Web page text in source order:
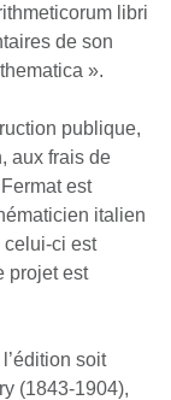
libri
de son
».
publique,
aux frais de
est
italien
celui-ci est
projet est
soit
(1843-1904),